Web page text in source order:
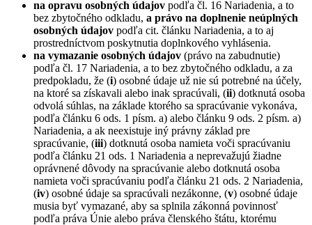
na opravu osobných údajov podľa čl. 16 Nariadenia, a to
bez zbytočného odkladu, a právo na doplnenie neúplných
osobných údajov podľa cit. článku Nariadenia, a to aj
prostredníctvom poskytnutia doplnkového vyhlásenia.
na vymazanie osobných údajov (právo na zabudnutie)
podľa čl. 17 Nariadenia, a to bez zbytočného odkladu, a za
predpokladu, že (i) osobné údaje už nie sú potrebné na účely,
na ktoré sa získavali alebo inak spracúvali, (ii) dotknutá osoba
odvolá súhlas, na základe ktorého sa spracúvanie vykonáva,
podľa článku 6 ods. 1 písm. a) alebo článku 9 ods. 2 písm. a)
Nariadenia, a ak neexistuje iný právny základ pre
spracúvanie, (iii) dotknutá osoba namieta voči spracúvaniu
podľa článku 21 ods. 1 Nariadenia a neprevažujú žiadne
oprávnené dôvody na spracúvanie alebo dotknutá osoba
namieta voči spracúvaniu podľa článku 21 ods. 2 Nariadenia,
(iv) osobné údaje sa spracúvali nezákonne, (v) osobné údaje
musia byť vymazané, aby sa splnila zákonná povinnosť
podľa práva Únie alebo práva členského štátu, ktorému